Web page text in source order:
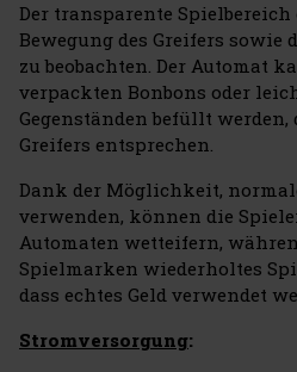
Der transparente
Bewegung des Greifers sowie
zu beobachten. Der Automat
verpackten Bonbons oder
Gegenständen befüllt werden,
Greifers entsprechen.
Dank der Möglichkeit,
verwenden, können die
Automaten wetteifern,
Spielmarken wiederholtes
dass echtes Geld verwendet
Stromversorgung: